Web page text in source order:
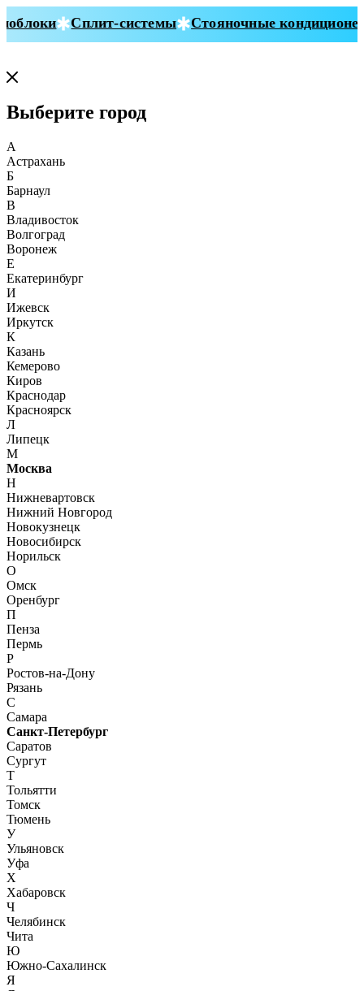
Сплит-системы Стояночные кондиционеры
Выберите город
А
Астрахань
Б
Барнаул
В
Владивосток
Волгоград
Воронеж
Е
Екатеринбург
И
Ижевск
Иркутск
К
Казань
Кемерово
Киров
Краснодар
Красноярск
Л
Липецк
М
Москва
Н
Нижневартовск
Нижний Новгород
Новокузнецк
Новосибирск
Норильск
О
Омск
Оренбург
П
Пенза
Пермь
Р
Ростов-на-Дону
Рязань
С
Самара
Санкт-Петербург
Саратов
Сургут
Т
Тольятти
Томск
Тюмень
У
Ульяновск
Уфа
Х
Хабаровск
Ч
Челябинск
Чита
Ю
Южно-Сахалинск
Я